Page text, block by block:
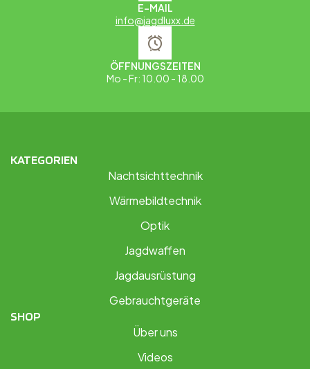
E-MAIL
info@jagdluxx.de
ÖFFNUNGSZEITEN
Mo - Fr: 10.00 - 18.00
KATEGORIEN
Nachtsichttechnik
Wärmebildtechnik
Optik
Jagdwaffen
Jagdausrüstung
Gebrauchtgeräte
SHOP
Über uns
Videos